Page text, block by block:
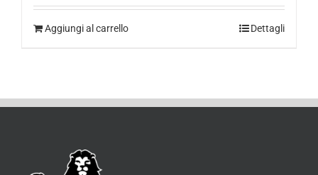
Aggiungi al carrello Dettagli